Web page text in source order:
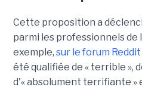
Cette proposition a
parmi les professionnels de
exemple, sur le forum
été qualifiée de « terrible »,
d'« absolument terrifiante »